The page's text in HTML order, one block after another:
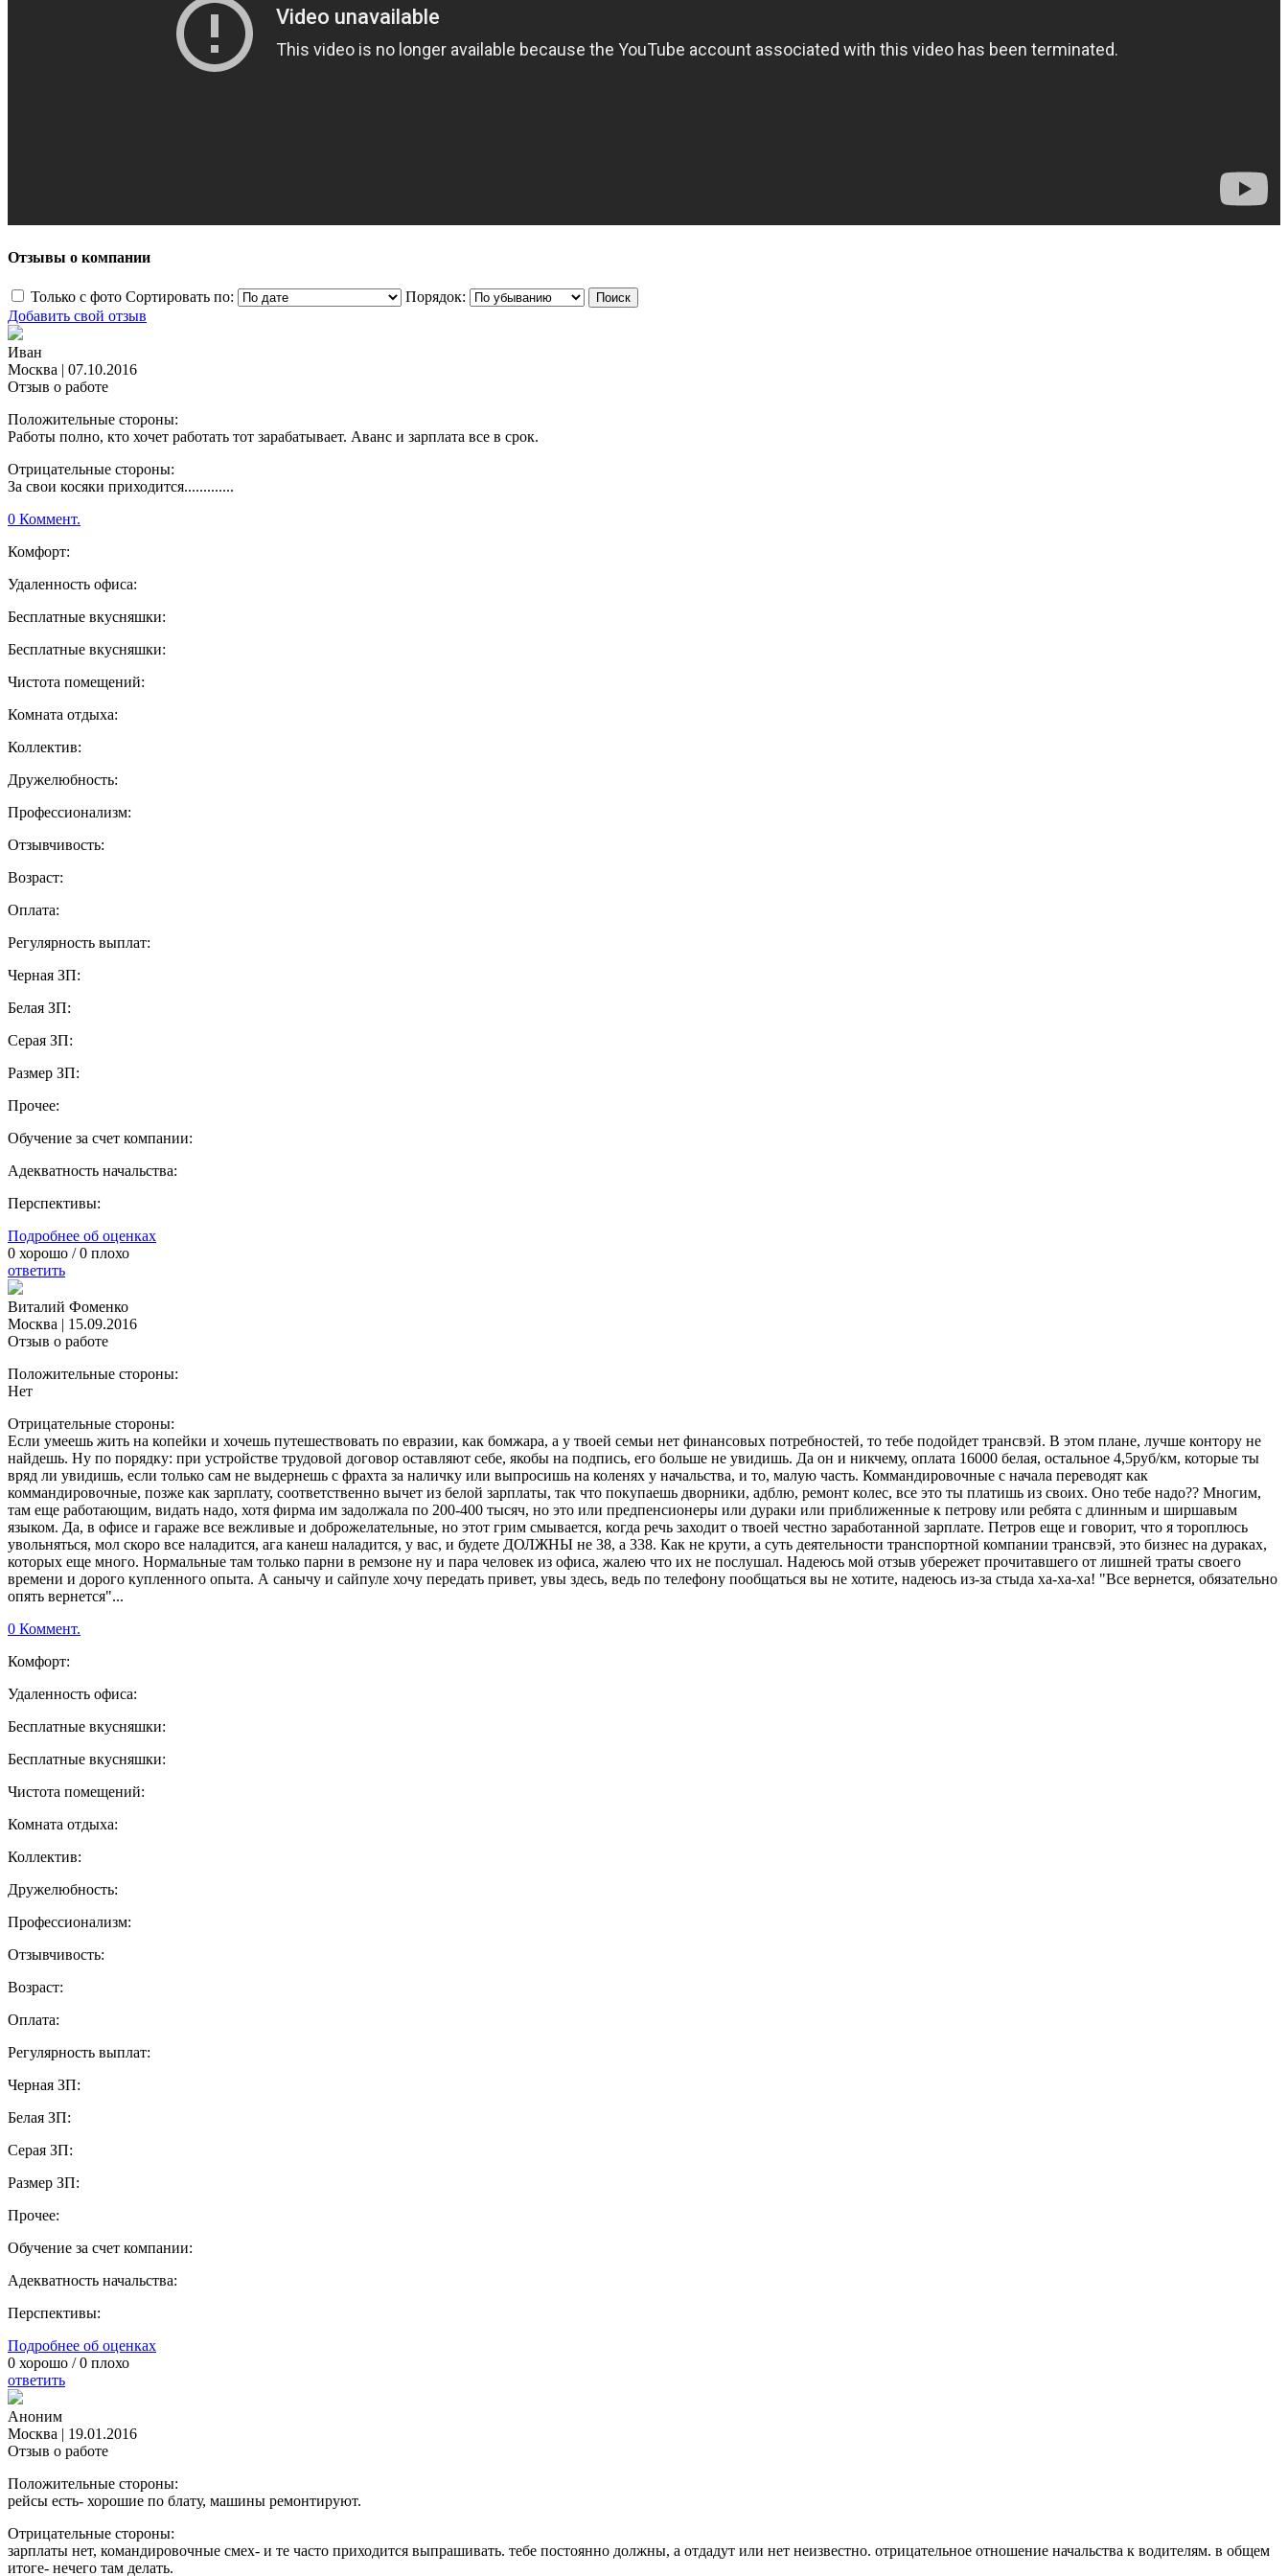
Отзывы о компании
Только с фото Сортировать по:
Порядок:
Добавить свой отзыв
Иван
Москва | 07.10.2016
Отзыв о работе
Положительные стороны:
Работы полно, кто хочет работать тот зарабатывает. Аванс и зарплата все в срок.
Отрицательные стороны:
За свои косяки приходится.............
0 Коммент.
Комфорт:
Удаленность офиса:
Бесплатные вкусняшки:
Бесплатные вкусняшки:
Чистота помещений:
Комната отдыха:
Коллектив:
Дружелюбность:
Профессионализм:
Отзывчивость:
Возраст:
Оплата:
Регулярность выплат:
Черная ЗП:
Белая ЗП:
Серая ЗП:
Размер ЗП:
Прочее:
Обучение за счет компании:
Адекватность начальства:
Перспективы:
Подробнее об оценках
0 хорошо /0 плохо
ответить
Виталий Фоменко
Москва | 15.09.2016
Отзыв о работе
Положительные стороны:
Нет
Отрицательные стороны:
Если умеешь жить на копейки и хочешь путешествовать по евразии, как бомжара, а у твоей семьи нет финансовых потребностей, то тебе подойдет трансвэй. В этом плане, лучше контору не
найдешь. Ну по порядку: при устройстве трудовой договор оставляют себе, якобы на подпись, его больше не увидишь. Да он и никчему, оплата 16000 белая, остальное 4,5руб/км, которые ты
вряд ли увидишь, если только сам не выдернешь с фрахта за наличку или выпросишь на коленях у начальства, и то, малую часть. Коммандировочные с начала переводят как
коммандировочные, позже как зарплату, соответственно вычет из белой зарплаты, так что покупаешь дворники, адблю, ремонт колес, все это ты платишь из своих. Оно тебе надо?? Многим,
там еще работающим, видать надо, хотя фирма им задолжала по 200-400 тысяч, но это или предпенсионеры или дураки или приближенные к петрову или ребята с длинным и ширшавым
языком. Да, в офисе и гараже все вежливые и доброжелательные, но этот грим смывается, когда речь заходит о твоей честно заработанной зарплате. Петров еще и говорит, что я тороплюсь
увольняться, мол скоро все наладится, ага канеш наладится, у вас, и будете ДОЛЖНЫ не 38, а 338. Как не крути, а суть деятельности транспортной компании трансвэй, это бизнес на дураках,
которых еще много. Нормальные там только парни в ремзоне ну и пара человек из офиса, жалею что их не послушал. Надеюсь мой отзыв убережет прочитавшего от лишней траты своего
времени и дорого купленного опыта. А санычу и сайпуле хочу передать привет, увы здесь, ведь по телефону пообщаться вы не хотите, надеюсь из-за стыда ха-ха-ха! "Все вернется, обязательно
опять вернется"...
0 Коммент.
Комфорт:
Удаленность офиса:
Бесплатные вкусняшки:
Бесплатные вкусняшки:
Чистота помещений:
Комната отдыха:
Коллектив:
Дружелюбность:
Профессионализм:
Отзывчивость:
Возраст:
Оплата:
Регулярность выплат:
Черная ЗП:
Белая ЗП:
Серая ЗП:
Размер ЗП:
Прочее:
Обучение за счет компании:
Адекватность начальства:
Перспективы:
Подробнее об оценках
0 хорошо /0 плохо
ответить
Аноним
Москва | 19.01.2016
Отзыв о работе
Положительные стороны:
рейсы есть- хорошие по блату, машины ремонтируют.
Отрицательные стороны:
зарплаты нет, командировочные смех- и те часто приходится выпрашивать. тебе постоянно должны, а отдадут или нет неизвестно. отрицательное отношение начальства к водителям. в общем
итоге- нечего там делать.